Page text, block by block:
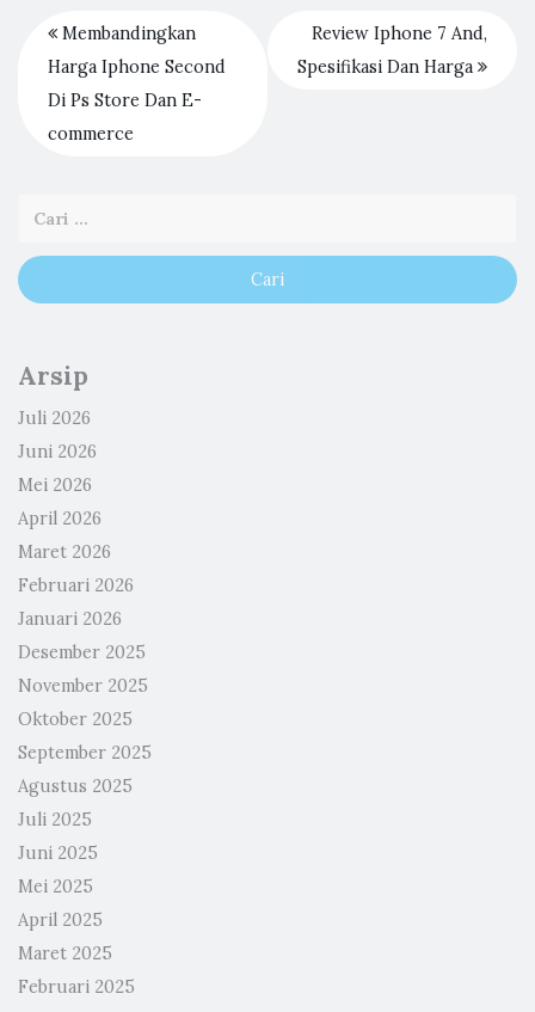
Membandingkan
Harga Iphone Second
Di Ps Store Dan E-
commerce
Review Iphone 7 And,
Spesifikasi Dan Harga
Arsip
Juli 2026
Juni 2026
Mei 2026
April 2026
Maret 2026
Februari 2026
Januari 2026
Desember 2025
November 2025
Oktober 2025
September 2025
Agustus 2025
Juli 2025
Juni 2025
Mei 2025
April 2025
Maret 2025
Februari 2025